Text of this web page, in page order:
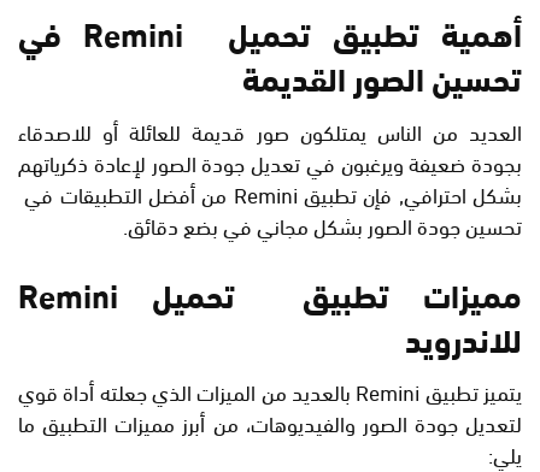
أهمية تطبيق تحميل Remini في
تحسين الصور القديمة
العديد من الناس يمتلكون صور قديمة للعائلة أو للاصدقاء
بجودة ضعيفة ويرغبون في تعديل جودة الصور لإعادة ذكرياتهم
بشكل احترافي, فإن تطبيق Remini من أفضل التطبيقات في
تحسين جودة الصور بشكل مجاني في بضع دقائق.
مميزات تطبيق تحميل Remini
للاندرويد
يتميز تطبيق Remini بالعديد من الميزات الذي جعلته أداة قوي
لتعديل جودة الصور والفيديوهات، من أبرز مميزات التطبيق ما
يلي: